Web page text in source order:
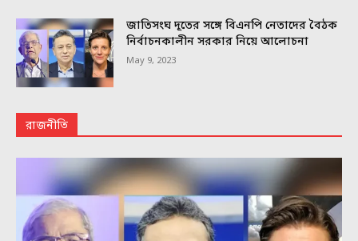
জাতিসংঘ দূতের সঙ্গে বিএনপি নেতাদের বৈঠক
নির্বাচনকালীন সরকার নিয়ে আলোচনা
May 9, 2023
রাজনীতি